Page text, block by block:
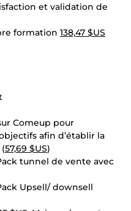
et validation de
formation 138,47 $US
Comeup pour
afin d’établir la
57,69 $US)
tunnel de vente avec
Upsell/ downsell